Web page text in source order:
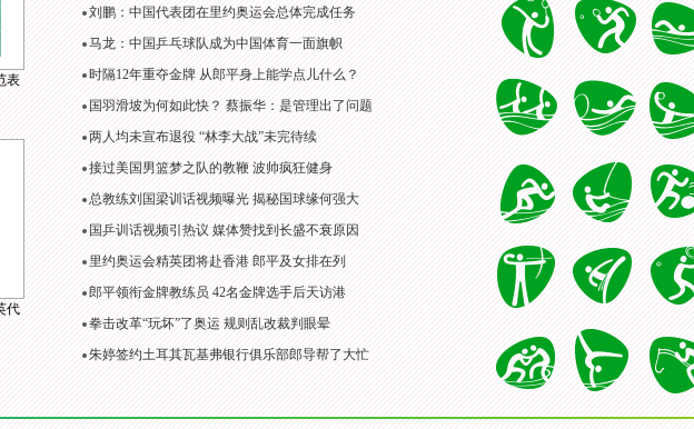
表
代
刘鹏：中国代表团在里约奥运会总体完成任务
马龙：中国乒乓球队成为中国体育一面旗帜
时隔12年重夺金牌 从郎平身上能学点儿什么？
国羽滑坡为何如此快？ 蔡振华：是管理出了问题
两人均未宣布退役 “林李大战”未完待续
接过美国男篮梦之队的教鞭 波帅疯狂健身
总教练刘国梁训话视频曝光 揭秘国球缘何强大
国乒训话视频引热议 媒体赞找到长盛不衰原因
里约奥运会精英团将赴香港 郎平及女排在列
郎平领衔金牌教练员 42名金牌选手后天访港
拳击改革“玩坏”了奥运 规则乱改裁判眼晕
朱婷签约土耳其瓦基弗银行俱乐部郎导帮了大忙